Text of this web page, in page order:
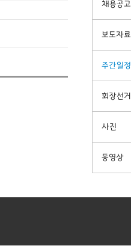
채용공고
보도자료
주간일정
회장선거
사진
동영상